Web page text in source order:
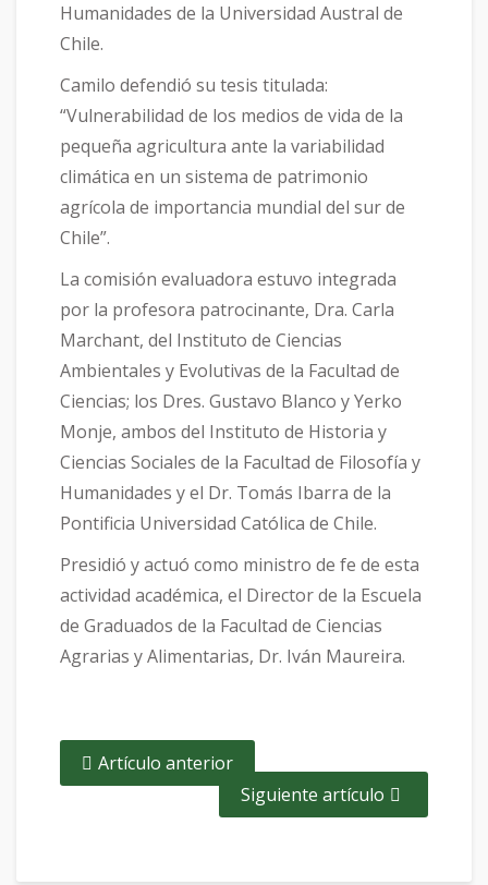
Humanidades de la Universidad Austral de
Chile.
Camilo defendió su tesis titulada:
“Vulnerabilidad de los medios de vida de la
pequeña agricultura ante la variabilidad
climática en un sistema de patrimonio
agrícola de importancia mundial del sur de
Chile”.
La comisión evaluadora estuvo integrada
por la profesora patrocinante, Dra. Carla
Marchant, del Instituto de Ciencias
Ambientales y Evolutivas de la Facultad de
Ciencias; los Dres. Gustavo Blanco y Yerko
Monje, ambos del Instituto de Historia y
Ciencias Sociales de la Facultad de Filosofía y
Humanidades y el Dr. Tomás Ibarra de la
Pontificia Universidad Católica de Chile.
Presidió y actuó como ministro de fe de esta
actividad académica, el Director de la Escuela
de Graduados de la Facultad de Ciencias
Agrarias y Alimentarias, Dr. Iván Maureira.
Artículo anterior
Siguiente artículo